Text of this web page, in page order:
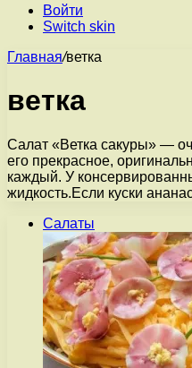
Войти
Switch skin
Главная/ветка
ветка
Салат «Ветка сакуры» —
его прекрасное,
каждый. У
жидкость.Если куски
Салаты